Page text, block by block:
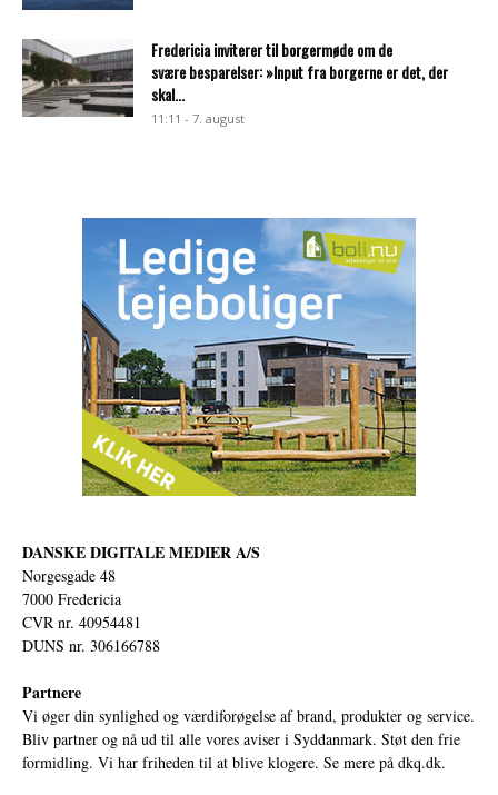
Fredericia inviterer til borgermøde om de
svære besparelser: »Input fra borgerne er det, der
skal...
11:11 - 7. august
DANSKE DIGITALE MEDIER A/S
Norgesgade 48
7000 Fredericia
CVR nr. 40954481
DUNS nr. 306166788
Partnere
Vi øger din synlighed og værdiforøgelse af brand, produkter og service.
Bliv partner og nå ud til alle vores aviser i Syddanmark. Støt den frie
formidling. Vi har friheden til at blive klogere. Se mere på dkq.dk.